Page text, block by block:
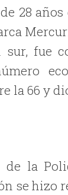
28
fue
la 66 y
la
se hizo